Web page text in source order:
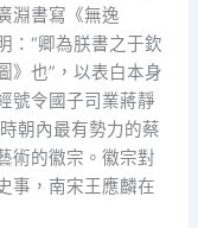
淵書寫《無逸
：“卿為朕書之于欽
》也”，以表白本身
號令國子司業蔣靜
朝內最有勢力的蔡
術的徽宗。徽宗對
事，南宋王應麟在